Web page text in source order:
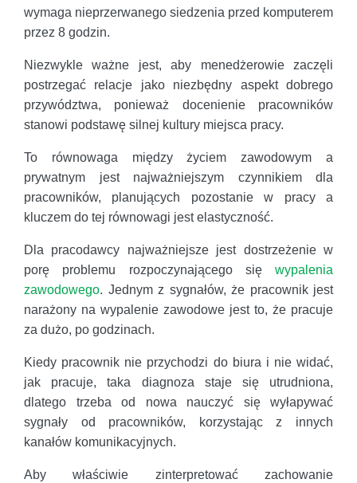
wymaga nieprzerwanego siedzenia przed komputerem
przez 8 godzin.
Niezwykle ważne jest, aby menedżerowie zaczęli
postrzegać relacje jako niezbędny aspekt dobrego
przywództwa, ponieważ docenienie pracowników
stanowi podstawę silnej kultury miejsca pracy.
To równowaga między życiem zawodowym a
prywatnym jest najważniejszym czynnikiem dla
pracowników, planujących pozostanie w pracy a
kluczem do tej równowagi jest elastyczność.
Dla pracodawcy najważniejsze jest dostrzeżenie w
porę problemu rozpoczynającego się wypalenia
zawodowego. Jednym z sygnałów, że pracownik jest
narażony na wypalenie zawodowe jest to, że pracuje
za dużo, po godzinach.
Kiedy pracownik nie przychodzi do biura i nie widać,
jak pracuje, taka diagnoza staje się utrudniona,
dlatego trzeba od nowa nauczyć się wyłapywać
sygnały od pracowników, korzystając z innych
kanałów komunikacyjnych.
Aby właściwie zinterpretować zachowanie